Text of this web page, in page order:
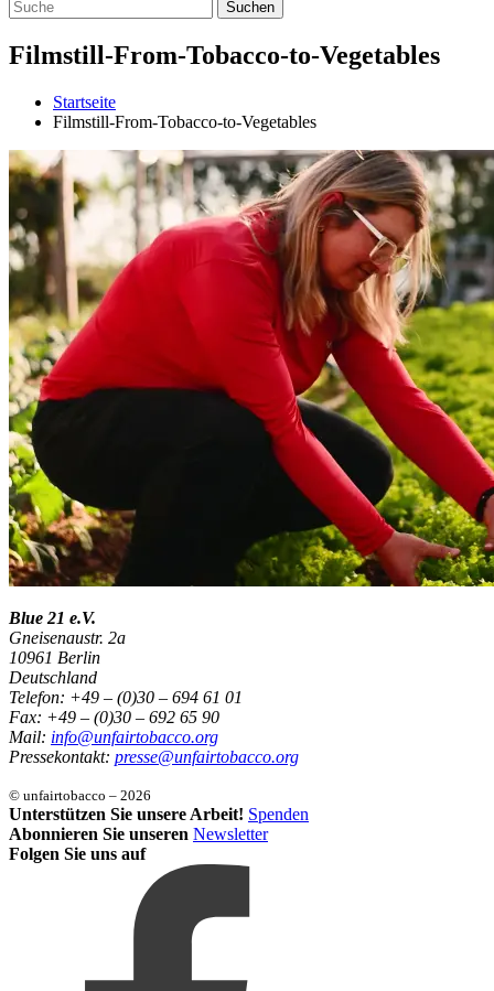
Filmstill-From-Tobacco-to-Vegetables
Startseite
Filmstill-From-Tobacco-to-Vegetables
Blue 21 e.V.
Gneisenaustr. 2a
10961 Berlin
Deutschland
Telefon: +49 – (0)30 – 694 61 01
Fax: +49 – (0)30 – 692 65 90
Mail: info@unfairtobacco.org
Pressekontakt: presse@unfairtobacco.org
© unfairtobacco – 2026
Unterstützen Sie unsere Arbeit! Spenden
Abonnieren Sie unseren Newsletter
Folgen Sie uns auf